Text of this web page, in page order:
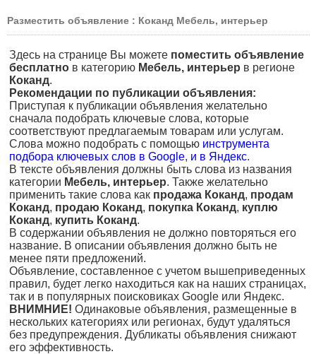
Разместить объявление : Коканд Мебель, интерьер
Здесь на странице Вы можете поместить объявление
бесплатно в категорию Мебель, интерьер в регионе
Коканд.
Рекомендации по публикации объявления:
Приступая к публикации объявления желательно
сначала подобрать ключевые слова, которые
соответствуют предлагаемым товарам или услугам.
Слова можно подобрать с помощью инструмента
подбора ключевых слов в Google, и в Яндекс.
В тексте объявления должны быть слова из названия
категории Мебель, интерьер. Также желательно
применить такие слова как продажа Коканд, продам
Коканд, продаю Коканд, покупка Коканд, куплю
Коканд, купить Коканд.
В содержании объявления не должно повторяться его
название. В описании объявления должно быть не
менее пяти предложений.
Объявление, составленное с учетом вышеприведенных
правил, будет легко находиться как на наших страницах,
так и в популярных поисковиках Google или Яндекс.
ВНИМНИЕ! Одинаковые объявления, размещенные в
нескольких категориях или регионах, будут удаляться
без предупреждения. Дубликаты объявления снижают
его эффективность.